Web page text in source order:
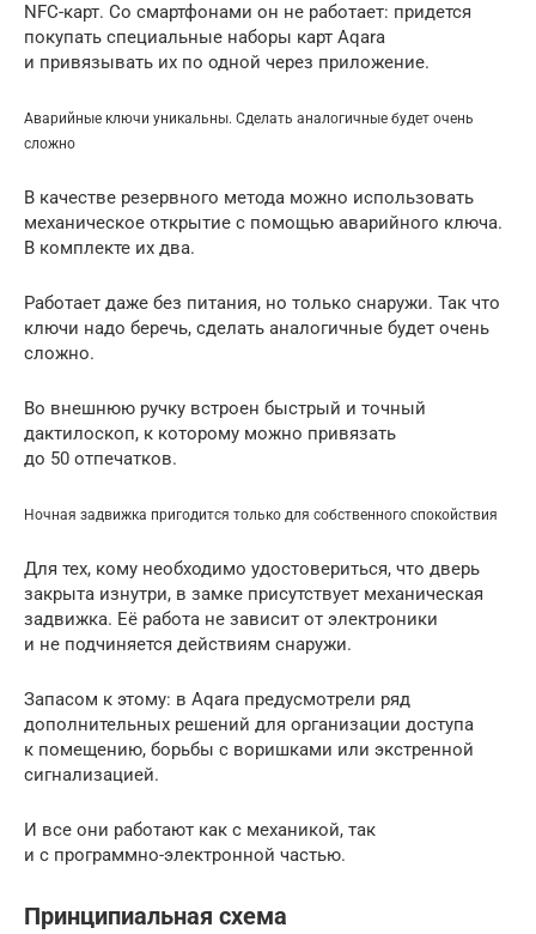
NFC-карт. Со смартфонами он не работает: придется
покупать специальные наборы карт Aqara
и привязывать их по одной через приложение.
Аварийные ключи уникальны. Сделать аналогичные будет очень
сложно
В качестве резервного метода можно использовать
механическое открытие с помощью аварийного ключа.
В комплекте их два.
Работает даже без питания, но только снаружи. Так что
ключи надо беречь, сделать аналогичные будет очень
сложно.
Во внешнюю ручку встроен быстрый и точный
дактилоскоп, к которому можно привязать
до 50 отпечатков.
Ночная задвижка пригодится только для собственного спокойствия
Для тех, кому необходимо удостовериться, что дверь
закрыта изнутри, в замке присутствует механическая
задвижка. Её работа не зависит от электроники
и не подчиняется действиям снаружи.
Запасом к этому: в Aqara предусмотрели ряд
дополнительных решений для организации доступа
к помещению, борьбы с воришками или экстренной
сигнализацией.
И все они работают как с механикой, так
и с программно-электронной частью.
Принципиальная схема